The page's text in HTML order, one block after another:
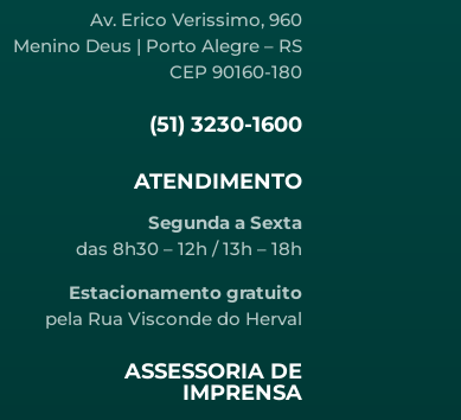
Av. Erico Verissimo, 960
Menino Deus | Porto Alegre – RS
CEP 90160-180
(51) 3230-1600
ATENDIMENTO
Segunda a Sexta
das 8h30 – 12h / 13h – 18h
Estacionamento gratuito
pela Rua Visconde do Herval
ASSESSORIA DE
IMPRENSA